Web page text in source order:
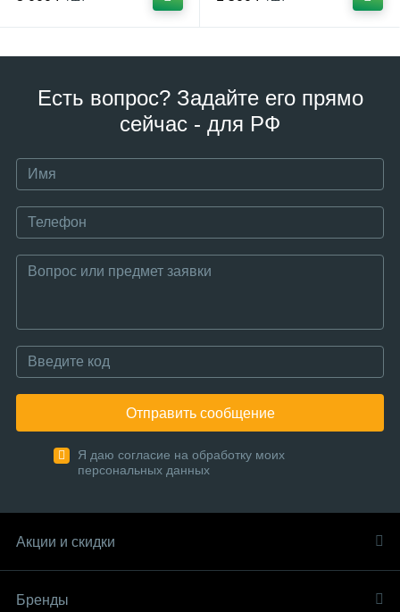
Есть вопрос? Задайте его прямо
сейчас - для РФ
Отправить сообщение
Я даю согласие на обработку моих
персональных данных
Акции и скидки
Бренды